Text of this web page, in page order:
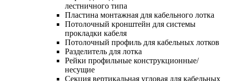
лестничного типа
Пластина монтажная для кабельного лотка
Потолочный кронштейн для системы
прокладки кабеля
Потолочный профиль для кабельных лотков
Разделитель для лотка
Рейки профильные конструкционные/
несущие
Секция вертикальная угловая для кабельных